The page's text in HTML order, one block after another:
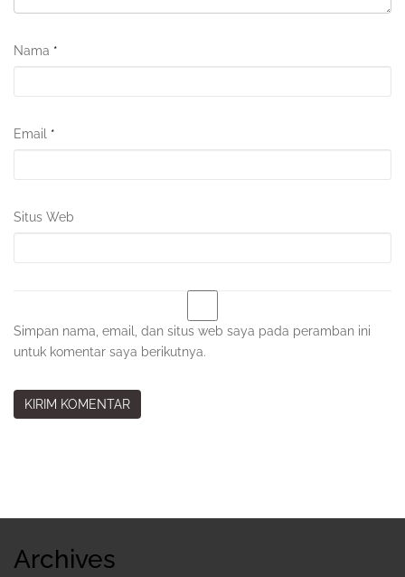
Nama *
Email *
Situs Web
Simpan nama, email, dan situs web saya pada peramban ini
untuk komentar saya berikutnya.
Archives